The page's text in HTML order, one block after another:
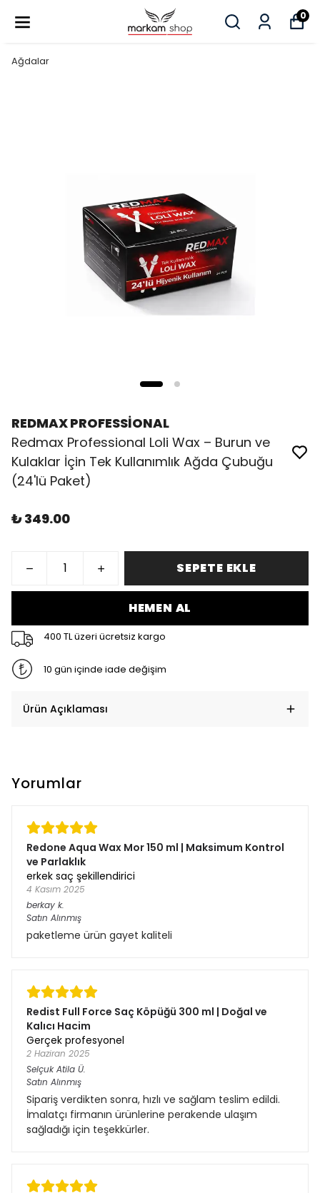
0
Ağdalar
REDMAX PROFESSİONAL
Redmax Professional Loli Wax – Burun ve
Kulaklar İçin Tek Kullanımlık Ağda Çubuğu
(24'lü Paket)
₺ 349.00
SEPETE EKLE
HEMEN AL
400 TL üzeri ücretsiz kargo
10 gün içinde iade değişim
Ürün Açıklaması
Yorumlar
Redone Aqua Wax Mor 150 ml | Maksimum Kontrol
ve Parlaklık
erkek saç şekillendirici
4 Kasım 2025
berkay k.
Satın Alınmış
paketleme ürün gayet kaliteli
Redist Full Force Saç Köpüğü 300 ml | Doğal ve
Kalıcı Hacim
Gerçek profesyonel
2 Haziran 2025
Selçuk Atila Ü.
Satın Alınmış
Sipariş verdikten sonra, hızlı ve sağlam teslim edildi.
İmalatçı firmanın ürünlerine perakende ulaşım
sağladığı için teşekkürler.